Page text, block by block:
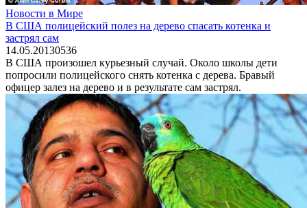
Новости в Мире
В США полицейский полез на дерево спасать котенка и
застрял сам
14.05.20130536
В США произошел курьезный случай. Около школы дети
попросили полицейского снять котенка с дерева. Бравый
офицер залез на дерево и в результате сам застрял.